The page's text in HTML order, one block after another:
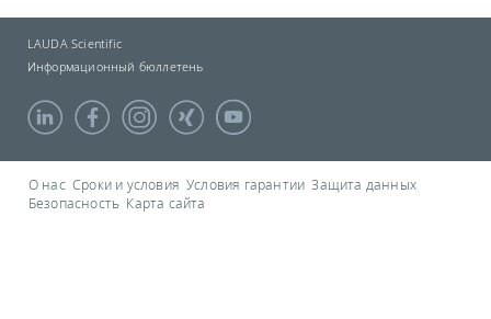
LAUDA Scientific
Информационный бюллетень
О нас Сроки и условия Условия гарантии Защита данных
Безопасность Карта сайта